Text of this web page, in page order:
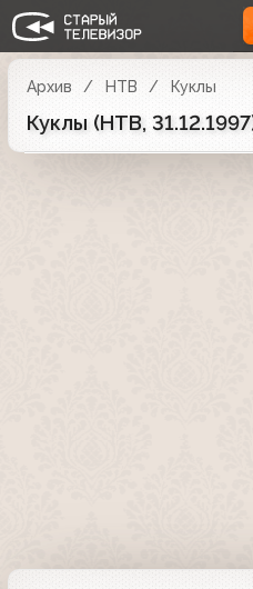
Архив НТВ Куклы
Куклы (НТВ,